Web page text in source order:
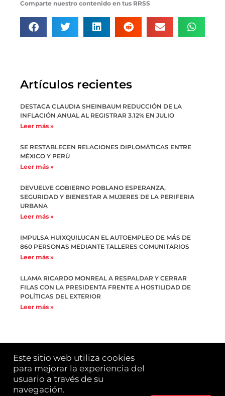
Comparte nuestro contenido en tus RRSS
Artículos recientes
DESTACA CLAUDIA SHEINBAUM REDUCCIÓN DE LA
INFLACIÓN ANUAL AL REGISTRAR 3.12% EN JULIO
Leer más »
SE RESTABLECEN RELACIONES DIPLOMÁTICAS ENTRE
MÉXICO Y PERÚ
Leer más »
DEVUELVE GOBIERNO POBLANO ESPERANZA,
SEGURIDAD Y BIENESTAR A MUJERES DE LA PERIFERIA
URBANA
Leer más »
IMPULSA HUIXQUILUCAN EL AUTOEMPLEO DE MÁS DE
860 PERSONAS MEDIANTE TALLERES COMUNITARIOS
Leer más »
LLAMA RICARDO MONREAL A RESPALDAR Y CERRAR
FILAS CON LA PRESIDENTA FRENTE A HOSTILIDAD DE
POLÍTICAS DEL EXTERIOR
Leer más »
LA POLÍTICA ME DA RISA© es una publicación de
Yazmín Alessandrini. 2021 Todos los derechos
reservados.
Este sitio web utiliza cookies
para mejorar la experiencia del
usuario a través de su
navegación.​